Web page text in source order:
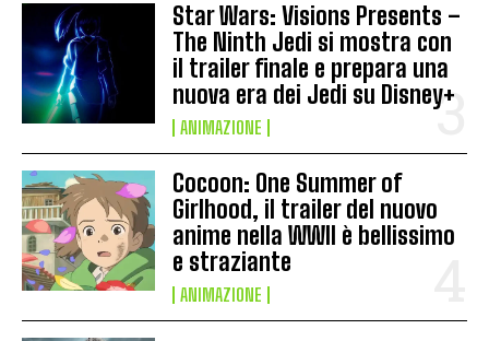
Star Wars: Visions Presents –
The Ninth Jedi si mostra con
il trailer finale e prepara una
nuova era dei Jedi su Disney+
ANIMAZIONE
Cocoon: One Summer of
Girlhood, il trailer del nuovo
anime nella WWII è bellissimo
e straziante
ANIMAZIONE